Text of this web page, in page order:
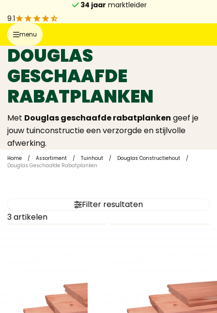
34 jaar marktleider
9.1
menu
DOUGLAS
GESCHAAFDE
RABATPLANKEN
Met Douglas geschaafde rabatplanken geef je
jouw tuinconstructie een verzorgde en stijlvolle
afwerking.
Home / Assortiment / Tuinhout / Douglas Constructiehout
/
Douglas Geschaafde Rabatplanken
3artikelen
Filter resultaten